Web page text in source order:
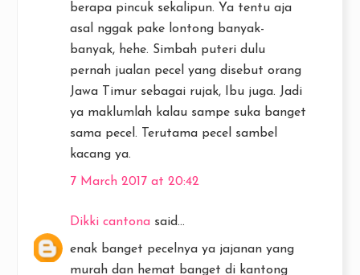
berapa pincuk sekalipun. Ya tentu aja
asal nggak pake lontong banyak-
banyak, hehe. Simbah puteri dulu
pernah jualan pecel yang disebut orang
Jawa Timur sebagai rujak, Ibu juga. Jadi
ya maklumlah kalau sampe suka banget
sama pecel. Terutama pecel sambel
kacang ya.
7 March 2017 at 20:42
Dikki cantona said...
enak banget pecelnya ya jajanan yang
murah dan hemat banget di kantong